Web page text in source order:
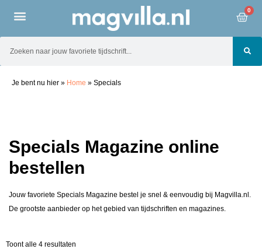
0
Je bent nu hier » Home » Specials
Specials Magazine online
bestellen
Jouw favoriete Specials Magazine bestel je snel & eenvoudig bij Magvilla.nl.
De grootste aanbieder op het gebied van tijdschriften en magazines.
Toont alle 4 resultaten